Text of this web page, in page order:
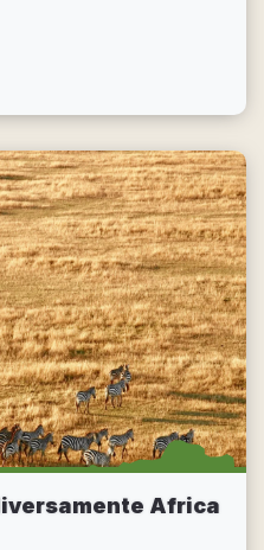
Africa